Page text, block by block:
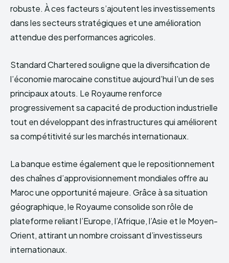
robuste. À ces facteurs s’ajoutent les investissements
dans les secteurs stratégiques et une amélioration
attendue des performances agricoles.
Standard Chartered souligne que la diversification de
l’économie marocaine constitue aujourd’hui l’un de ses
principaux atouts. Le Royaume renforce
progressivement sa capacité de production industrielle
tout en développant des infrastructures qui améliorent
sa compétitivité sur les marchés internationaux.
La banque estime également que le repositionnement
des chaînes d’approvisionnement mondiales offre au
Maroc une opportunité majeure. Grâce à sa situation
géographique, le Royaume consolide son rôle de
plateforme reliant l’Europe, l’Afrique, l’Asie et le Moyen-
Orient, attirant un nombre croissant d’investisseurs
internationaux.